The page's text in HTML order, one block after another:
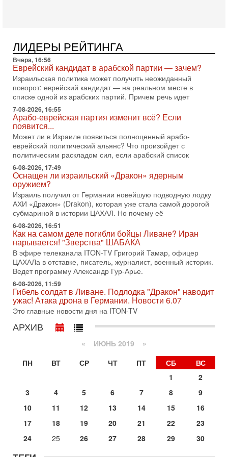
02/08/2026
Президент США Дональд Трамп сегодня заявил об отмене
подготовленного удара по Ирану после обращений
Тегерана и других стран региона. По его словам,
1-08-2026, 17:50
«Русский голос» Израиля: кто заберет его на этот
раз?
Голоса русскоязычных репатриантов не раз кардинально
меняли политический ландшафт Израиля. Достаточно
вспомнить взлет партии «Исраэль ба-алия», когда
31-07-2026, 17:00
Тайны закрытых дверей: о чём на самом деле
молчат Трамп и Нетаньяху?
Недавний визит премьер-министра Израиля Биньямина
Нетаньяху в США и его встреча с Дональдом Трампом
оставили больше вопросов, чем ответов. Полная
31-07-2026, 15:18
Иран готовит покушение на Нетаниягу! Трамп не
хочет эскалации, но КСИР готовит взрыв!
В эфире телеканала ITON-TV СЕРГЕЙ МИГДАЛЬ, эксперт
по вопросам безопасности, офицер запаса
Международного управления полиции Израиля, автор
31-07-2026, 09:02
Битва за разоружение ХАМАСа - НОВОСТИ
31/07/2026
Сегодня президент США Дональд Трамп заявил о
достижении исторического соглашения о полном
разоружении ХАМАСа и других вооруженных группировок в
30-07-2026, 17:59
Иран доведет Трампа до крайних мер? Разбор и
оценка от военного обозревателя Давида Шарпа
Ситуация вокруг противостояния Ирана и США накаляется
с каждым днем. Почему Трамп в самый последний момент
отменил решение о нанесении тяжелых ударов
Покупатель авиакомпании «Аркия» намерен
запретить полеты по субботам!
разгорается громкий конфликт.
Вчера, 16:56
ЛИДЕРЫ РЕЙТИНГА
Вчера, 16:56
Еврейский кандидат в арабской партии — зачем?
Израильская политика может получить неожиданный
поворот: еврейский кандидат — на реальном месте в
списке одной из арабских партий. Причем речь идет
7-08-2026, 16:55
Арабо-еврейская партия изменит всё? Если
появится...
Может ли в Израиле появиться полноценный арабо-
еврейский политический альянс? Что произойдет с
политическим раскладом сил, если арабский список
6-08-2026, 17:49
Оснащен ли израильский «Дракон» ядерным
оружием?
Израиль получил от Германии новейшую подводную лодку
АХИ «Дракон» (Drakon), которая уже стала самой дорогой
субмариной в истории ЦАХАЛ. Но почему её
6-08-2026, 16:51
Как на самом деле погибли бойцы Ливане? Иран
нарывается! "Зверства" ШАБАКА
В эфире телеканала ITON-TV Григорий Тамар, офицер
ЦАХАЛа в отставке, писатель, журналист, военный историк.
Ведет программу Александр Гур-Арье.
6-08-2026, 11:59
Гибель солдат в Ливане. Подлодка "Дракон" наводит
ужас! Атака дрона в Германии. Новости 6.07
Это главные новости дня на ITON-TV
АРХИВ
« ИЮНЬ 2019 »
ПН
ВТ СР ЧТ ПТ СБ
ВС
1
2
3
4 5 6 7 8
9
10
11 12 13 14 15
16
17
18 19 20 21 22
23
24
25 26 27 28 29 30